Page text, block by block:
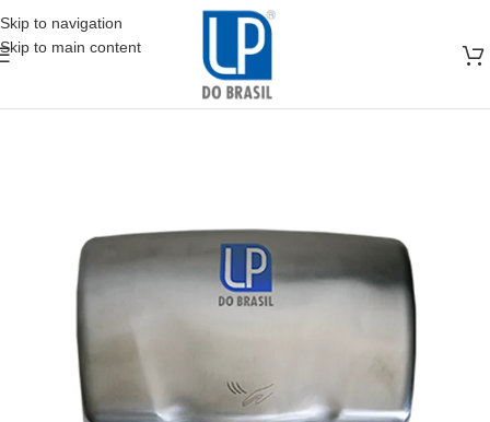
Skip to navigation
Skip to main content